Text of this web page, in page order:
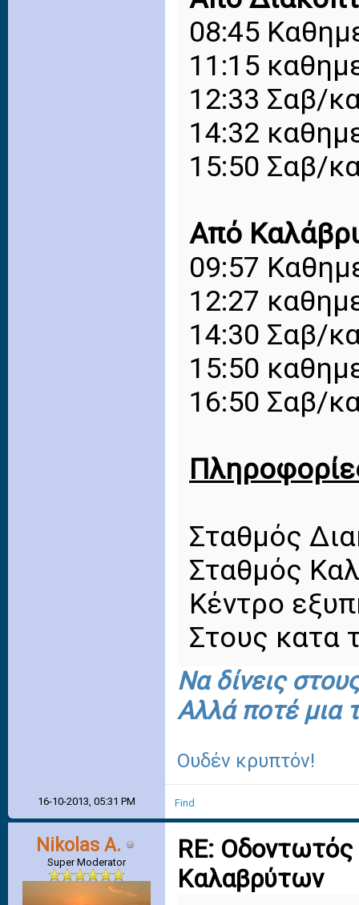
08:45
11:15
12:33 Σαβ/
14:32
15:50 Σαβ/
Από
09:57
12:27
14:30 Σαβ/
15:50
16:50 Σαβ/
Σταθμός
Σταθμός
Κέντρο
Στους κατα
Να δίνεις
Αλλά ποτέ μια
Ουδέν κρυπτόν!
16-10-2013, 05:31 PM Find
Nikolas A.
Super Moderator
RE: Οδοντωτός
Καλαβρύτων